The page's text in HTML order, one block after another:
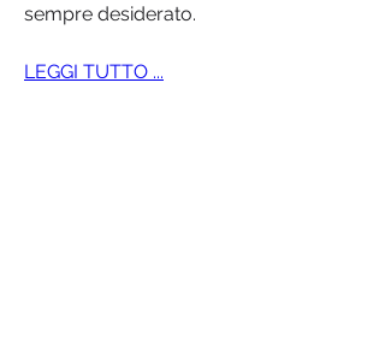
sempre desiderato.
LEGGI TUTTO ...